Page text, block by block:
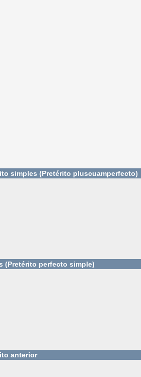
simples (Pretérito pluscuamperfecto)
(Pretérito perfecto simple)
anterior